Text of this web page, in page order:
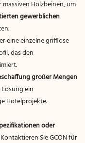
Holzbeinen, um
gewerblichen
eine einzelne grifflose
das den
großer Mengen
ein
Hotelprojekte.
oder
Kontaktieren Sie GCON für